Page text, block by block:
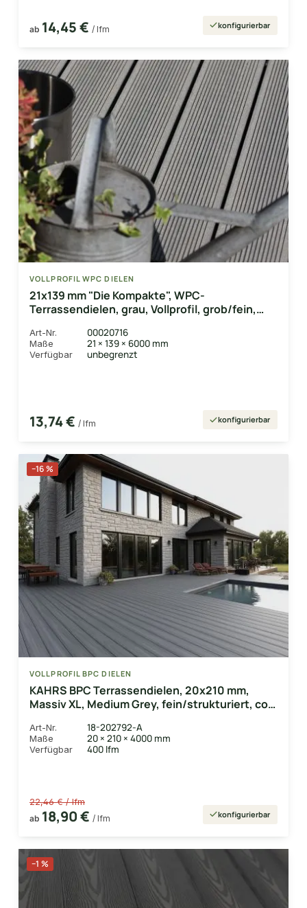
ab 14,45 € / lfm konfigurierbar
VOLLPROFIL WPC DIELEN
21x139 mm "Die Kompakte", WPC-
Terrassendielen, grau, Vollprofil, grob/fein,
Art-Nr. 00020716
Maße 21 × 139 × 6000 mm
Verfügbar unbegrenzt
13,74 € / lfm konfigurierbar
−16 %
VOLLPROFIL BPC DIELEN
KAHRS BPC Terrassendielen, 20x210 mm,
Massiv XL, Medium Grey, fein/strukturiert, co-
Art-Nr. 18-202792-A
Maße 20 × 210 × 4000 mm
Verfügbar 400 lfm
22,46 € / lfm
ab 18,90 € / lfm konfigurierbar
−1 %